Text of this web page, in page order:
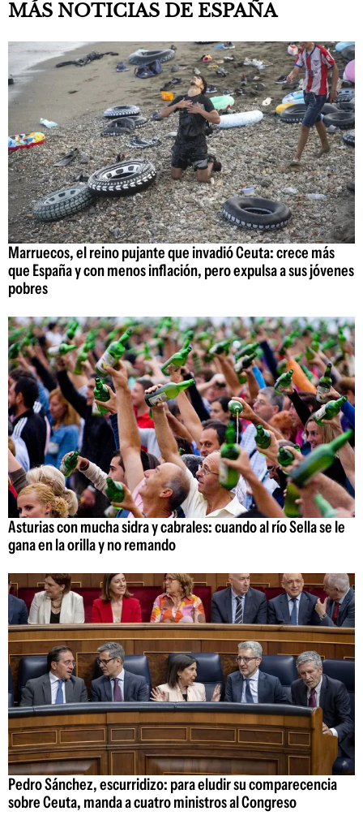
MÁS NOTICIAS DE ESPAÑA
Marruecos, el reino pujante que invadió Ceuta: crece más
que España y con menos inflación, pero expulsa a sus jóvenes
pobres
Asturias con mucha sidra y cabrales: cuando al río Sella se le
gana en la orilla y no remando
Pedro Sánchez, escurridizo: para eludir su comparecencia
sobre Ceuta, manda a cuatro ministros al Congreso